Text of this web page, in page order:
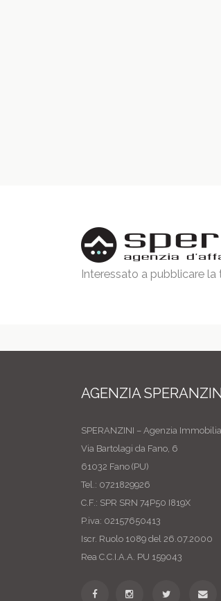
Interessato a pubblicare
AGENZIA
SPERANZINI – Agenzia
Via Bartolagi da Fano, 6
61032 Fano (PU)
Tel.: 0721829926
C.F.: SPR SRN 74P50 I819X
P.iva: 02157650413
Iscr. Ruolo 1089 del 26.07.2000
Rea C.C.I.A.A. PU 159043